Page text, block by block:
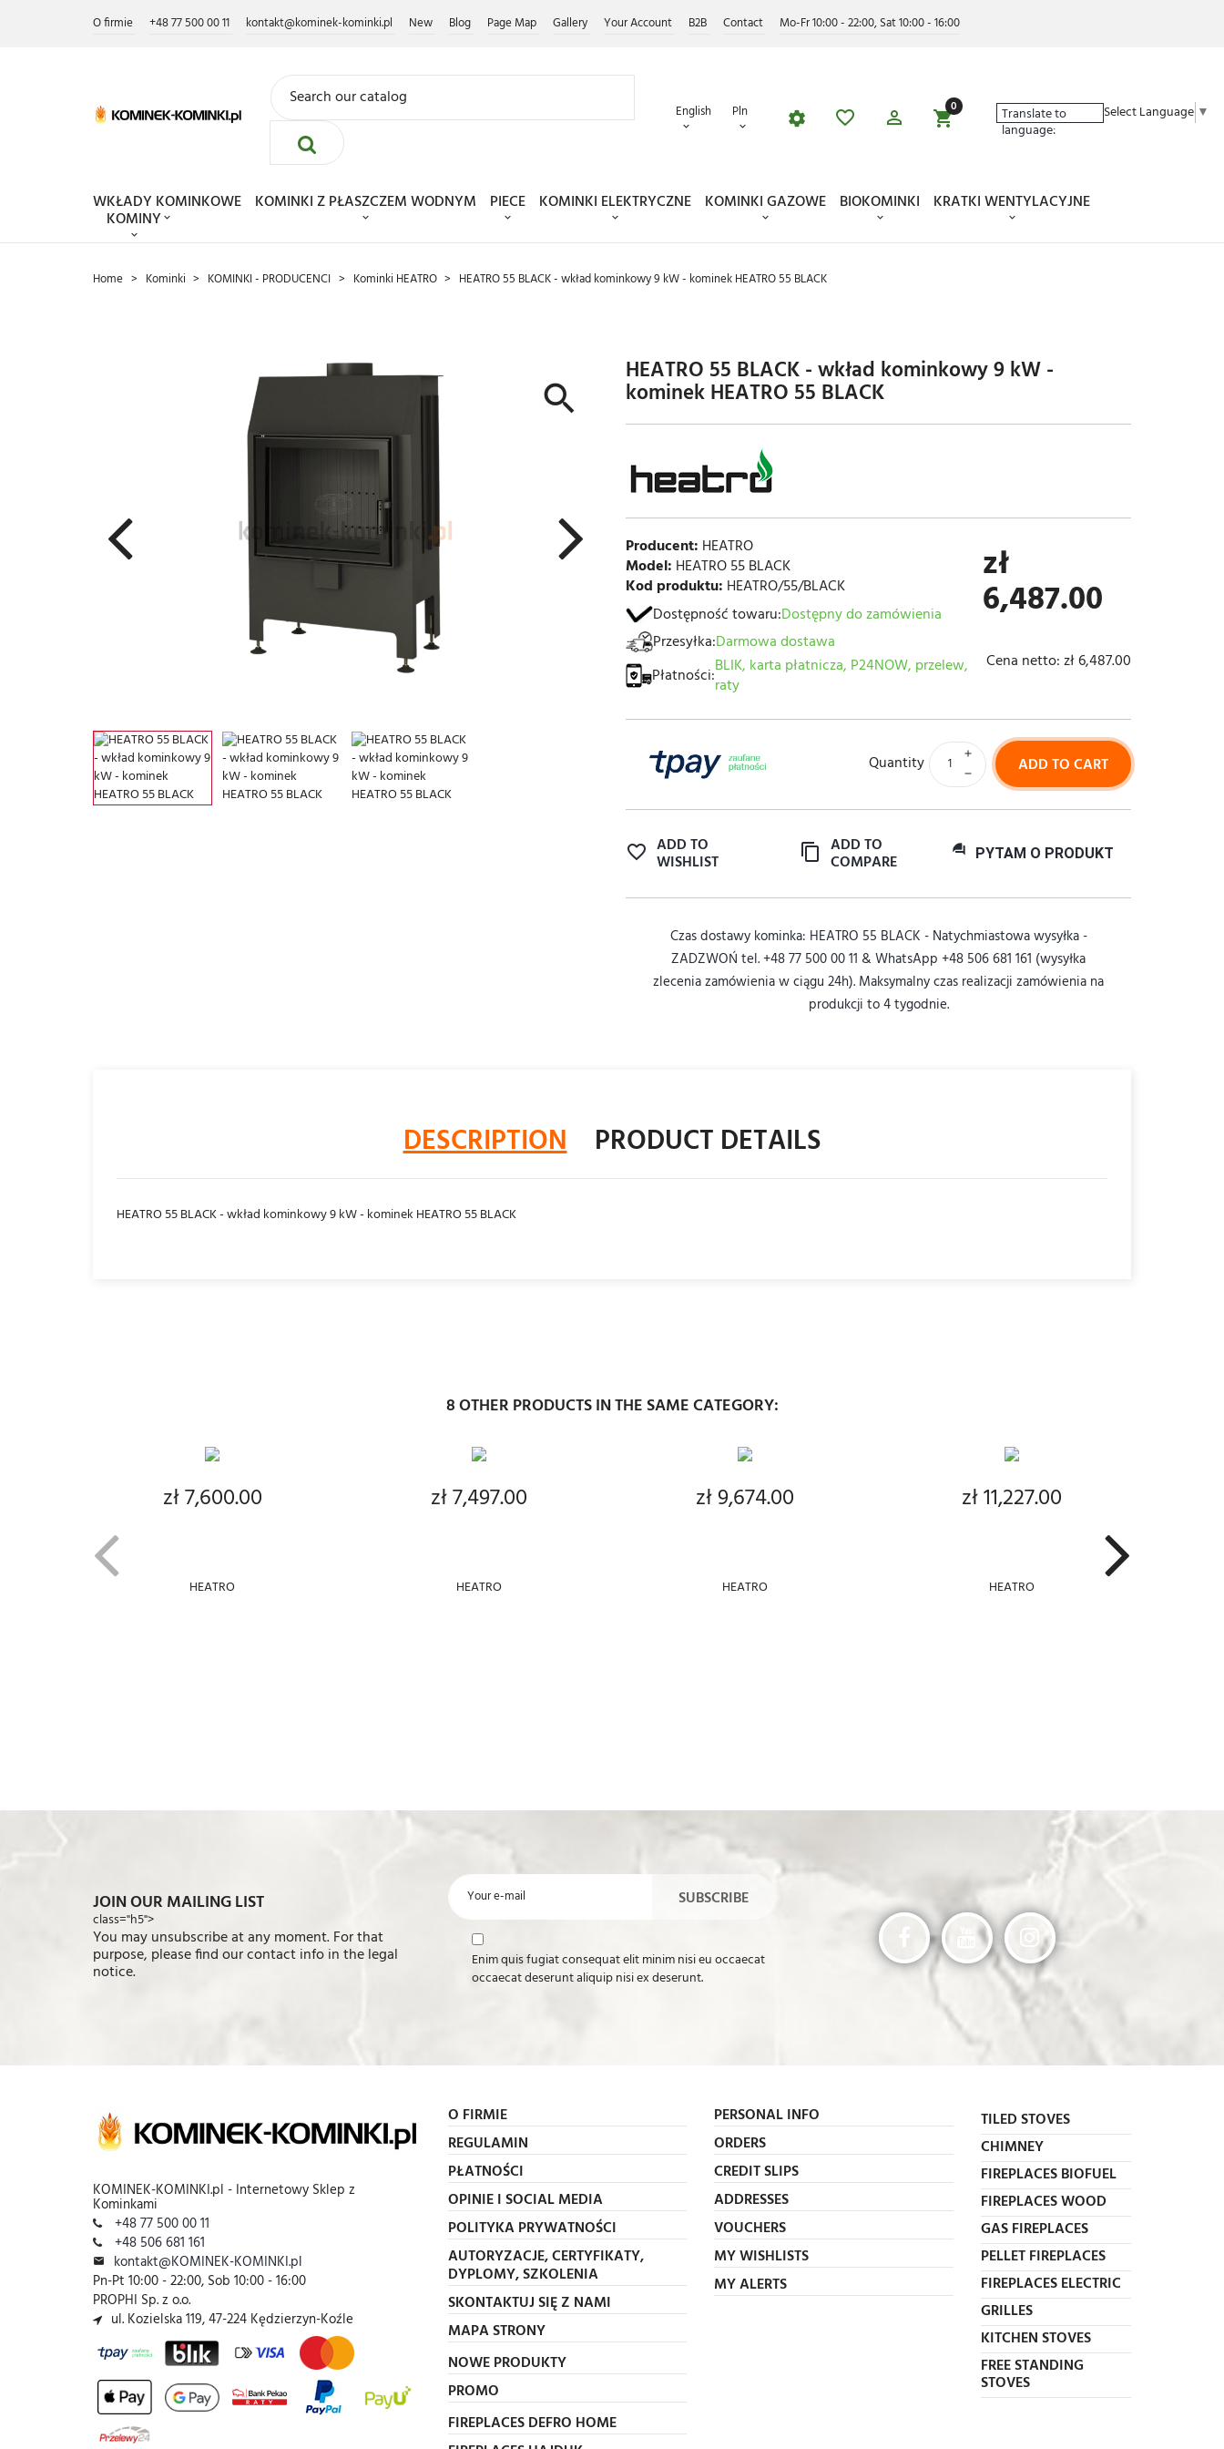
O firmie +48 77 500 00 11 kontakt@kominek-kominki.pl New Blog Page Map Gallery Your Account B2B Contact Mo-Fr 10:00 - 22:00, Sat 10:00 - 16:00
english pln 0 Translate to
language:
Select Language ▼
WKŁADY KOMINKOWE KOMINKI Z PŁASZCZEM WODNYM PIECE KOMINKI ELEKTRYCZNE KOMINKI GAZOWE BIOKOMINKI KRATKI WENTYLACYJNE
KOMINY
Home Kominki KOMINKI - PRODUCENCI Kominki HEATRO HEATRO 55 BLACK - wkład kominkowy 9 kW - kominek HEATRO 55 BLACK
HEATRO 55 BLACK - wkład kominkowy 9 kW -
kominek HEATRO 55 BLACK
Producent: HEATRO
Model: HEATRO 55 BLACK
Kod produktu: HEATRO/55/BLACK
Dostępność towaru:Dostępny do zamówienia
Przesyłka:Darmowa dostawa
Płatności:BLIK, karta płatnicza, P24NOW, przelew,
raty
zł
6,487.00
Cena netto:zł 6,487.00
Quantity ADD TO CART
ADD TO
WISHLIST
ADD TO
COMPARE
question_answer PYTAM O PRODUKT
Czas dostawy kominka: HEATRO 55 BLACK - Natychmiastowa wysyłka -
ZADZWOŃ tel. +48 77 500 00 11 & WhatsApp +48 506 681 161 (wysyłka
zlecenia zamówienia w ciągu 24h). Maksymalny czas realizacji zamówienia na
produkcji to 4 tygodnie.
DESCRIPTION PRODUCT DETAILS
HEATRO 55 BLACK - wkład kominkowy 9 kW - kominek HEATRO 55 BLACK
8 OTHER PRODUCTS IN THE SAME CATEGORY:
Price
zł 7,600.00
HEATRO
Price
zł 7,497.00
HEATRO
Price
zł 9,674.00
HEATRO
Price
zł 11,227.00
HEATRO
JOIN OUR MAILING LIST
class="h5">
You may unsubscribe at any moment. For that
purpose, please find our contact info in the legal
notice.
Enim quis fugiat consequat elit minim nisi eu occaecat
occaecat deserunt aliquip nisi ex deserunt.
KOMINEK-KOMINKI.pl - Internetowy Sklep z
Kominkami
+48 77 500 00 11
+48 506 681 161
kontakt@KOMINEK-KOMINKI.pl
Pn-Pt 10:00 - 22:00, Sob 10:00 - 16:00
PROPHI Sp. z o.o.
ul. Kozielska 119, 47-224 Kędzierzyn-Koźle
O FIRMIE
REGULAMIN
PŁATNOŚCI
OPINIE I SOCIAL MEDIA
POLITYKA PRYWATNOŚCI
AUTORYZACJE, CERTYFIKATY,
DYPLOMY, SZKOLENIA
SKONTAKTUJ SIĘ Z NAMI
MAPA STRONY
NOWE PRODUKTY
PROMO
FIREPLACES DEFRO HOME
PERSONAL INFO
ORDERS
CREDIT SLIPS
ADDRESSES
VOUCHERS
MY WISHLISTS
MY ALERTS
TILED STOVES
CHIMNEY
FIREPLACES BIOFUEL
FIREPLACES WOOD
GAS FIREPLACES
PELLET FIREPLACES
FIREPLACES ELECTRIC
GRILLES
KITCHEN STOVES
FREE STANDING
STOVES